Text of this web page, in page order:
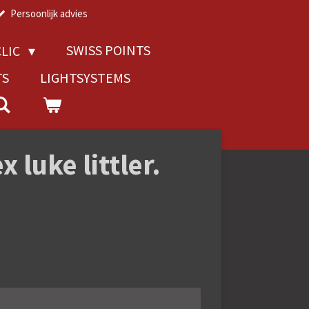
Persoonlijk advies
SWISS POINTS
LIGHTSYSTEMS
luke littler.